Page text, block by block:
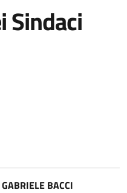
Sindaci
GABRIELE BACCI